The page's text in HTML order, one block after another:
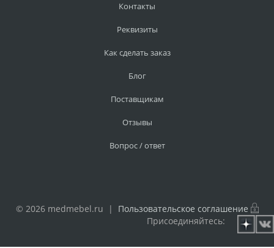
Контакты
Реквизиты
Как сделать заказ
Блог
Поставщикам
Отзывы
Вопрос / ответ
© 2026 medmebel.ru | Пользовательское соглашение
Присоединяйтесь: